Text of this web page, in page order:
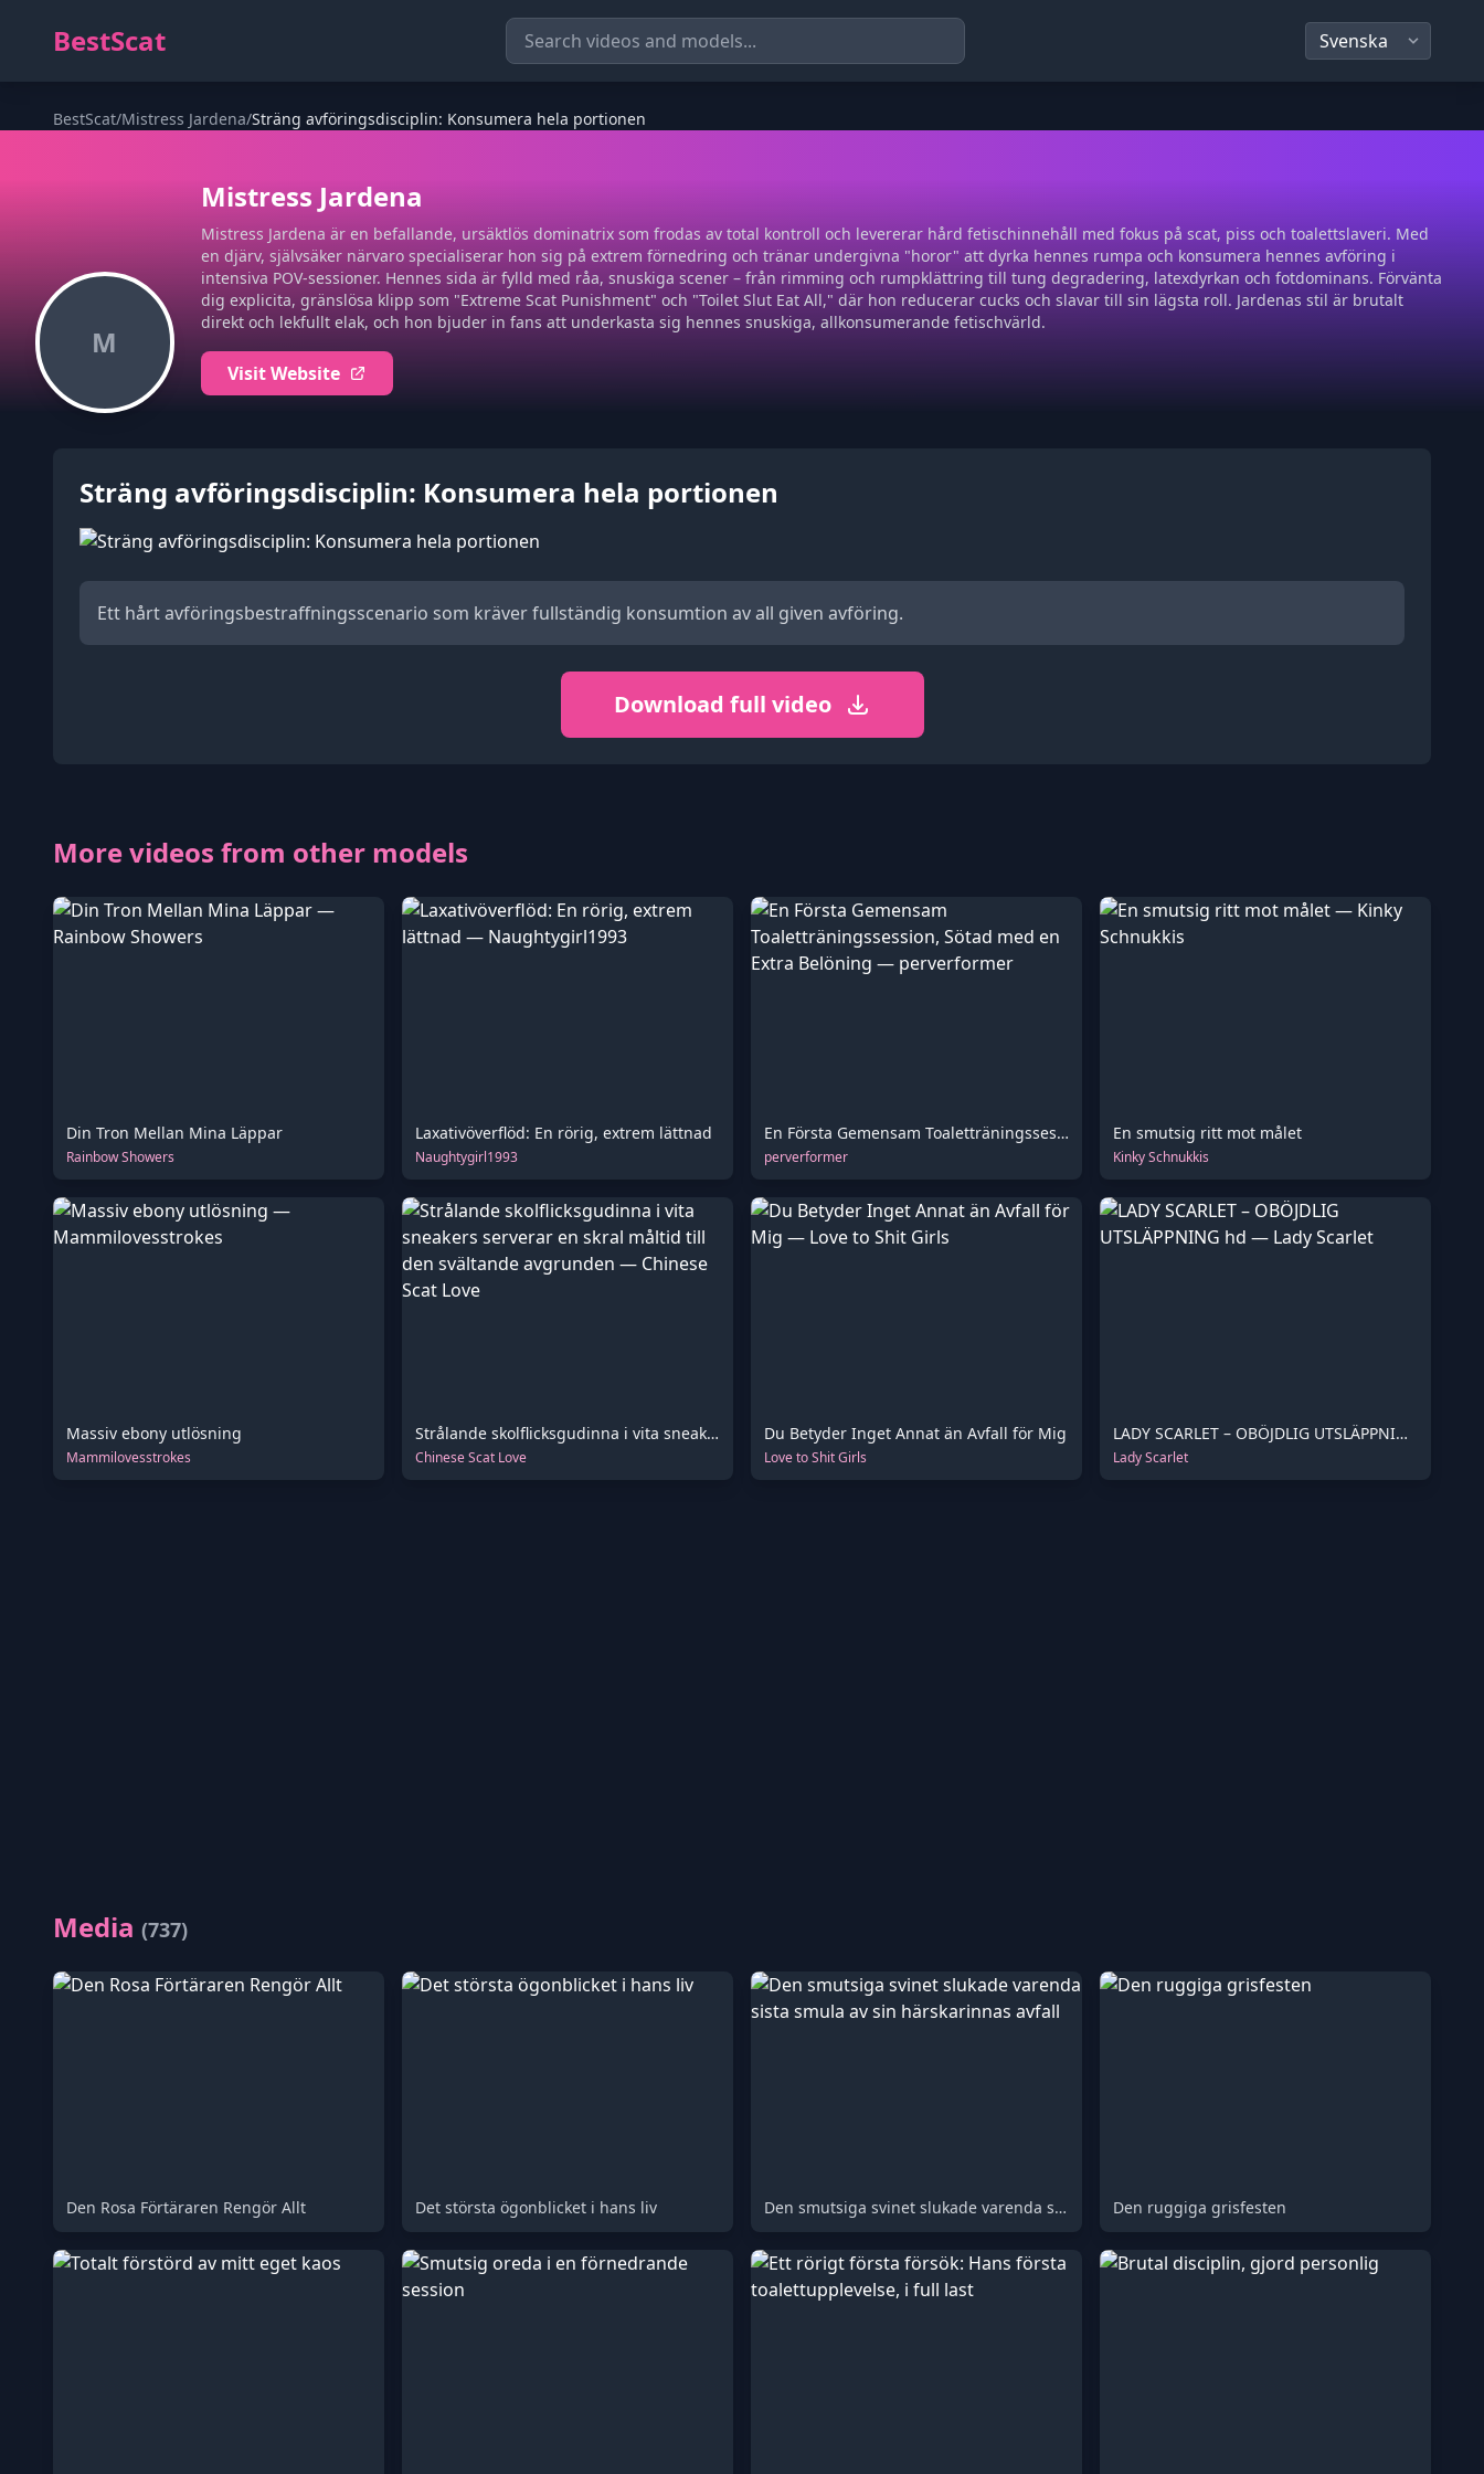
BestScat
BestScat/Mistress Jardena/Sträng avföringsdisciplin: Konsumera hela portionen
M
Mistress Jardena
Mistress Jardena är en befallande, ursäktlös dominatrix som frodas av total kontroll och levererar hård fetischinnehåll med fokus på scat, piss och toalettslaveri. Med
en djärv, självsäker närvaro specialiserar hon sig på extrem förnedring och tränar undergivna "horor" att dyrka hennes rumpa och konsumera hennes avföring i
intensiva POV-sessioner. Hennes sida är fylld med råa, snuskiga scener – från rimming och rumpklättring till tung degradering, latexdyrkan och fotdominans. Förvänta
dig explicita, gränslösa klipp som "Extreme Scat Punishment" och "Toilet Slut Eat All," där hon reducerar cucks och slavar till sin lägsta roll. Jardenas stil är brutalt
direkt och lekfullt elak, och hon bjuder in fans att underkasta sig hennes snuskiga, allkonsumerande fetischvärld.
Visit Website
Sträng avföringsdisciplin: Konsumera hela portionen
Ett hårt avföringsbestraffningsscenario som kräver fullständig konsumtion av all given avföring.
Download full video
More videos from other models
Din Tron Mellan Mina Läppar
Rainbow Showers
Laxativöverflöd: En rörig, extrem lättnad
Naughtygirl1993
En Första Gemensam Toaletträningssession, Sötad med en Extra Belöning
perverformer
En smutsig ritt mot målet
Kinky Schnukkis
Massiv ebony utlösning
Mammilovesstrokes
Strålande skolflicksgudinna i vita sneakers serverar en skral måltid till den svältande avgrunden
Chinese Scat Love
Du Betyder Inget Annat än Avfall för Mig
Love to Shit Girls
LADY SCARLET – OBÖJDLIG UTSLÄPPNING hd
Lady Scarlet
Media (737)
Den Rosa Förtäraren Rengör Allt Det största ögonblicket i hans liv Den smutsiga svinet slukade varenda sista smula av sin härskarinnas avfall Den ruggiga grisfesten